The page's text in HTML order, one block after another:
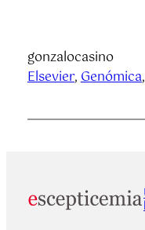
gonzalocasino
Elsevier, Genómica